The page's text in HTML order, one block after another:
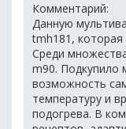
Комментарий:
Данную
tmh181, которая
Среди
m90. Подкупило
возможность
температуру и
подогрева. В